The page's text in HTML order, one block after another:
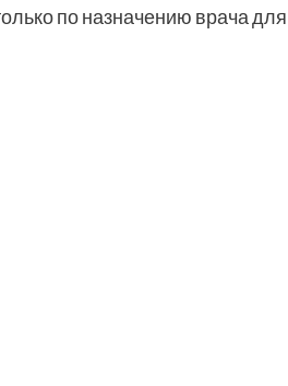
по назначению врача для